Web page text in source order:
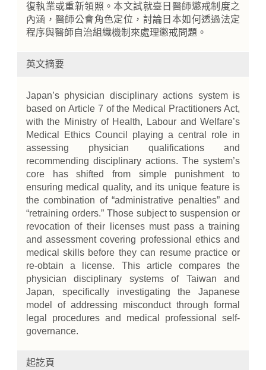
復執業或重新領照。本文試就臺日醫師懲戒制度之
內涵，醫師公會角色定位，討論日本如何透過法定
程序與醫師自治組織機制來處理懲戒問題。
英文摘要
Japan’s physician disciplinary actions system is
based on Article 7 of the Medical Practitioners Act,
with the Ministry of Health, Labour and Welfare’s
Medical Ethics Council playing a central role in
assessing physician qualifications and
recommending disciplinary actions. The system’s
core has shifted from simple punishment to
ensuring medical quality, and its unique feature is
the combination of “administrative penalties” and
“retraining orders.” Those subject to suspension or
revocation of their licenses must pass a training
and assessment covering professional ethics and
medical skills before they can resume practice or
re-obtain a license. This article compares the
physician disciplinary systems of Taiwan and
Japan, specifically investigating the Japanese
model of addressing misconduct through formal
legal procedures and medical professional self-
governance.
起訖頁